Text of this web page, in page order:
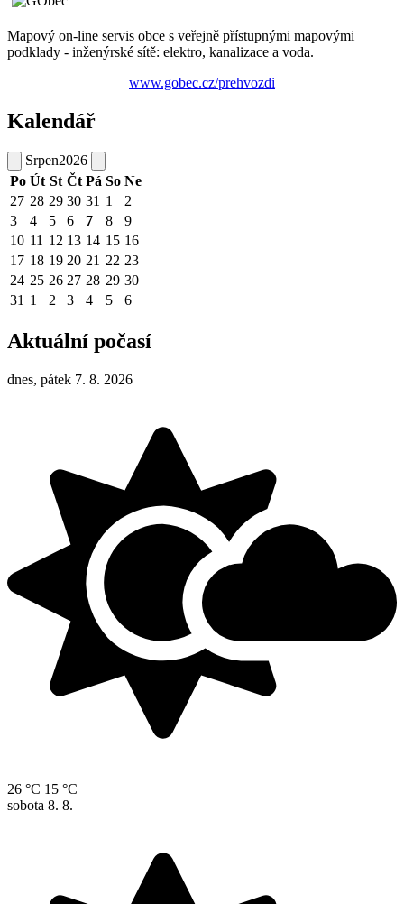
Mapový on-line servis obce s veřejně přístupnými mapovými
podklady - inženýrské sítě: elektro, kanalizace a voda.
www.gobec.cz/prehvozdi
Kalendář
Srpen2026
Po Út St Čt Pá So Ne
27 28 29 30 31 1
2
3
4 5 6 7 8
9
10 11 12 13 14 15 16
17 18 19 20 21 22 23
24 25 26 27 28 29 30
31 1 2 3 4 5 6
Aktuální počasí
dnes, pátek 7. 8. 2026
26 °C 15 °C
sobota 8. 8.